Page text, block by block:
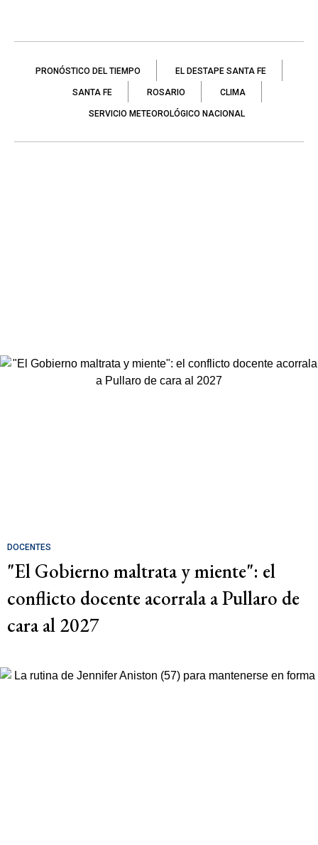
PRONÓSTICO DEL TIEMPO EL DESTAPE SANTA FE
SANTA FE ROSARIO CLIMA
SERVICIO METEOROLÓGICO NACIONAL
DOCENTES
"El Gobierno maltrata y miente": el
conflicto docente acorrala a Pullaro de
cara al 2027